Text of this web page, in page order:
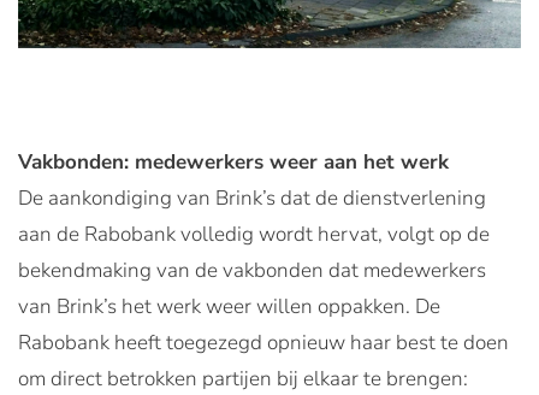
Vakbonden: medewerkers weer aan het werk
De aankondiging van Brink’s dat de dienstverlening
aan de Rabobank volledig wordt hervat, volgt op de
bekendmaking van de vakbonden dat medewerkers
van Brink’s het werk weer willen oppakken. De
Rabobank heeft toegezegd opnieuw haar best te doen
om direct betrokken partijen bij elkaar te brengen: